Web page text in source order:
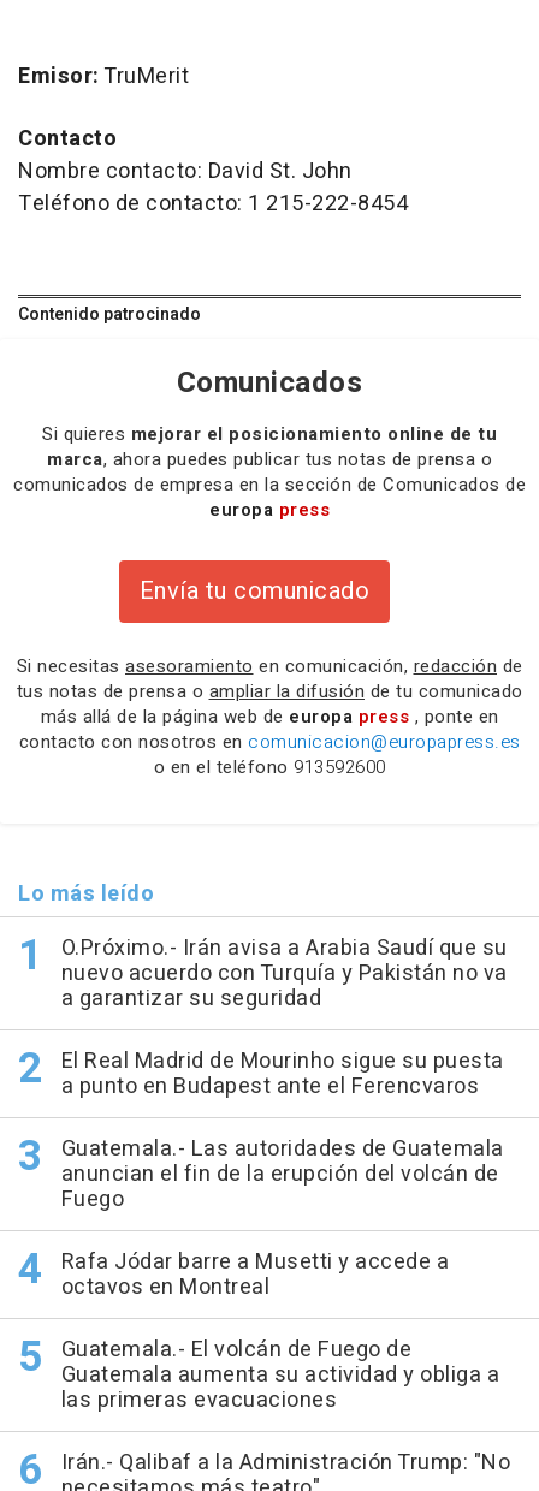
Emisor: TruMerit
Contacto
Nombre contacto: David St. John
Teléfono de contacto: 1 215-222-8454
Contenido patrocinado
Comunicados
Si quieres mejorar el posicionamiento online de tu
marca, ahora puedes publicar tus notas de prensa o
comunicados de empresa en la sección de Comunicados de
europa press
Envía tu comunicado
Si necesitas asesoramiento en comunicación, redacción de
tus notas de prensa o ampliar la difusión de tu comunicado
más allá de la página web de europa press , ponte en
contacto con nosotros en comunicacion@europapress.es
o en el teléfono 913592600
Lo más leído
O.Próximo.- Irán avisa a Arabia Saudí que su
nuevo acuerdo con Turquía y Pakistán no va
a garantizar su seguridad
El Real Madrid de Mourinho sigue su puesta
a punto en Budapest ante el Ferencvaros
Guatemala.- Las autoridades de Guatemala
anuncian el fin de la erupción del volcán de
Fuego
Rafa Jódar barre a Musetti y accede a
octavos en Montreal
Guatemala.- El volcán de Fuego de
Guatemala aumenta su actividad y obliga a
las primeras evacuaciones
Irán.- Qalibaf a la Administración Trump: "No